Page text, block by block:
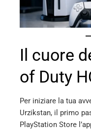
Il cuore
of Duty
Per iniziare la tua
Urzikstan, il primo
PlayStation Store